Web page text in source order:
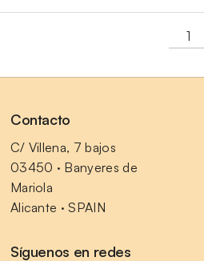
Contacto
C/ Villena, 7 bajos
03450 · Banyeres de
Mariola
Alicante · SPAIN
Síguenos en redes